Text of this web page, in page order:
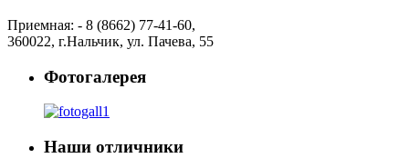
Приемная: - 8 (8662) 77-41-60,
360022, г.Нальчик, ул. Пачева, 55
Фотогалерея
Наши отличники